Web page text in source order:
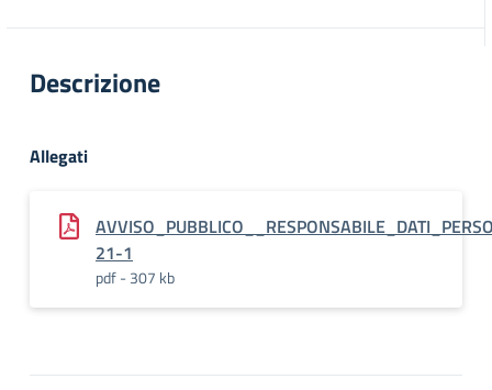
Descrizione
Allegati
21-1
pdf - 307 kb